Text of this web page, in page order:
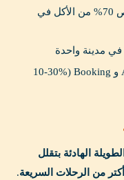
الأكل في البيت/السوبرماركت أرخص 70% من الأكل في
مدينة واحدة
تخفيضات الـ Long-Stay من Airbnb و Booking (10-30%
الهادئة بتقلل
.